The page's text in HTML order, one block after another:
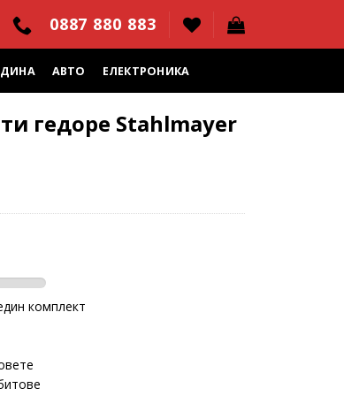
0887 880 883
АВТО ЕЛЕКТРОНИКА
гедоре Stahlmayer
комплект